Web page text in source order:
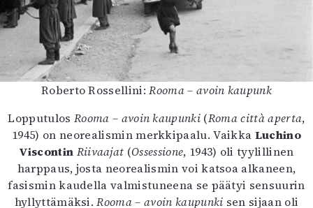
Roberto Rossellini:Rooma – avoin kaupunk
LopputulosRooma – avoin kaupunki (Roma città aperta,
1945) on neorealismin merkkipaalu. Vaikka Luchino
Viscontin Riivaajat (Ossessione, 1943) oli tyylillinen
harppaus, josta neorealismin voi katsoa alkaneen,
fasismin kaudella valmistuneena se päätyi sensuurin
hyllyttämäksi.Rooma – avoin kaupunki sen sijaan oli